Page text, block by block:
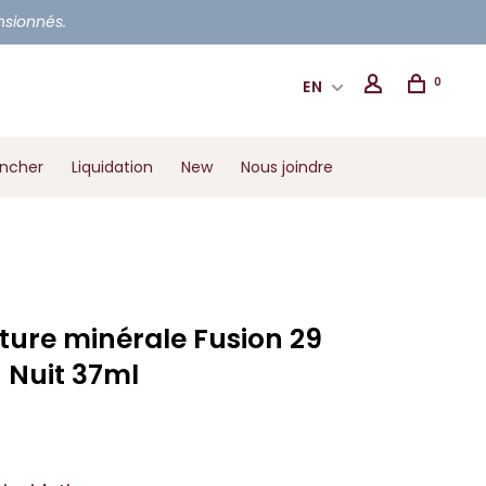
EN 0
Liquidation New Nous joindre
minérale Fusion 29
Nuit 37ml